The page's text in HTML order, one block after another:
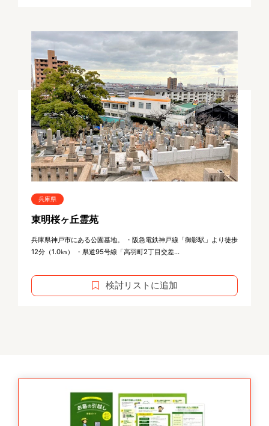
兵庫県
東明桜ヶ丘霊苑
兵庫県神戸市にある公園墓地。 ・阪急電鉄神戸線「御影駅」より徒歩
12分（1.0㎞） ・県道95号線「高羽町2丁目交差...
検討リストに追加